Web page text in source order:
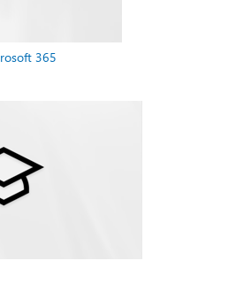
365